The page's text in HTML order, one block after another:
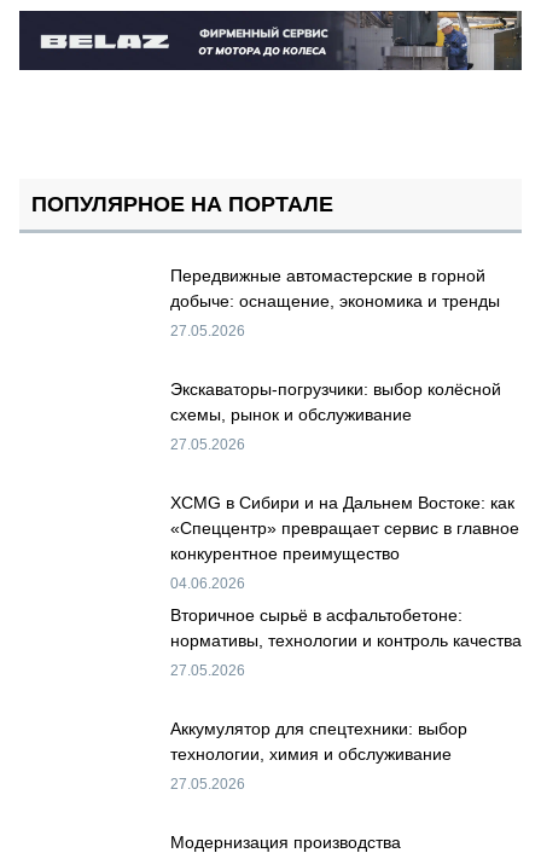
ПОПУЛЯРНОЕ НА ПОРТАЛЕ
Передвижные автомастерские в горной
добыче: оснащение, экономика и тренды
27.05.2026
Экскаваторы-погрузчики: выбор колёсной
схемы, рынок и обслуживание
27.05.2026
XCMG в Сибири и на Дальнем Востоке: как
«Спеццентр» превращает сервис в главное
конкурентное преимущество
04.06.2026
Вторичное сырьё в асфальтобетоне:
нормативы, технологии и контроль качества
27.05.2026
Аккумулятор для спецтехники: выбор
технологии, химия и обслуживание
27.05.2026
Модернизация производства